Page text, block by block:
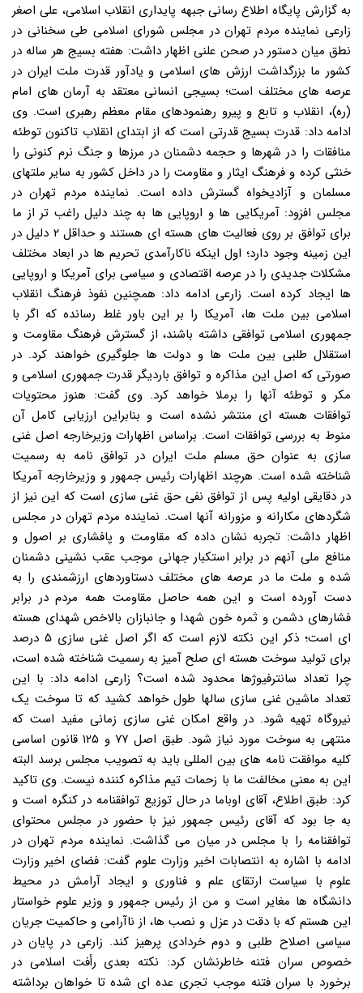
به گزارش پایگاه اطلاع رسانی جبهه پایداری انقلاب اسلامی، علی اصغر
زارعی نماینده مردم تهران در مجلس شورای اسلامی طی سخنانی در
نطق میان دستور در صحن علنی اظهار داشت: هفته بسیج هر ساله در
کشور ما بزرگداشت ارزش های اسلامی و یادآور قدرت ملت ایران در
عرصه های مختلف است؛ بسیجی انسانی معتقد به آرمان های امام
(ره)، انقلاب و تابع و پیرو رهنمودهای مقام معظم رهبری است. وی
ادامه داد: قدرت بسیج قدرتی است که از ابتدای انقلاب تاکنون توطئه
منافقات را در شهرها و حجمه دشمنان در مرزها و جنگ نرم کنونی را
خنثی کرده و فرهنگ ایثار و مقاومت را در داخل کشور به سایر ملتهای
مسلمان و آزادیخواه گسترش داده است. نماینده مردم تهران در
مجلس افزود: آمریکایی ها و اروپایی ها به چند دلیل راغب تر از ما
برای توافق بر روی فعالیت های هسته ای هستند و حداقل ۲ دلیل در
این زمینه وجود دارد؛ اول اینکه ناکارآمدی تحریم ها در ابعاد مختلف
مشکلات جدیدی را در عرصه اقتصادی و سیاسی برای آمریکا و اروپایی
ها ایجاد کرده است. زارعی ادامه داد: همچنین نفوذ فرهنگ انقلاب
اسلامی بین ملت ها، آمریکا را بر این باور غلط رسانده که اگر با
جمهوری اسلامی توافقی داشته باشند، از گسترش فرهنگ مقاومت و
استقلال طلبی بین ملت ها و دولت ها جلوگیری خواهند کرد. در
صورتی که اصل این مذاکره و توافق باردیگر قدرت جمهوری اسلامی و
مکر و توطئه آنها را برملا خواهد کرد. وی گفت: هنوز محتویات
توافقات هسته ای منتشر نشده است و بنابراین ارزیابی کامل آن
منوط به بررسی توافقات است. براساس اظهارات وزیرخارجه اصل غنی
سازی به عنوان حق مسلم ملت ایران در توافق نامه به رسمیت
شناخته شده است. هرچند اظهارات رئیس جمهور و وزیرخارجه آمریکا
در دقایقی اولیه پس از توافق نفی حق غنی سازی است که این نیز از
شگردهای مکارانه و مزورانه آنها است. نماینده مردم تهران در مجلس
اظهار داشت: تجربه نشان داده که مقاومت و پافشاری بر اصول و
منافع ملی آنهم در برابر استکبار جهانی موجب عقب نشینی دشمنان
شده و ملت ما در عرصه های مختلف دستاوردهای ارزشمندی را به
دست آورده است و این همه حاصل مقاومت همه مردم در برابر
فشارهای دشمن و ثمره خون شهدا و جانبازان بالاخص شهدای هسته
ای است؛ ذکر این نکته لازم است که اگر اصل غنی سازی ۵ درصد
برای تولید سوخت هسته ای صلح آمیز به رسمیت شناخته شده است،
چرا تعداد سانترفیوژها محدود شده است؟ زارعی ادامه داد: با این
تعداد ماشین غنی سازی سالها طول خواهد کشید که تا سوخت یک
نیروگاه تهیه شود. در واقع امکان غنی سازی زمانی مفید است که
منتهی به سوخت مورد نیاز شود. طبق اصل ۷۷ و ۱۲۵ قانون اساسی
کلیه موافقت نامه های بین المللی باید به تصویب مجلس برسد البته
این به معنی مخالفت ما با زحمات تیم مذاکره کننده نیست. وی تاکید
کرد: طبق اطلاع، آقای اوباما در حال توزیع توافقنامه در کنگره است و
به جا بود که آقای رئیس جمهور نیز با حضور در مجلس محتوای
توافقنامه را با مجلس در میان می گذاشت. نماینده مردم تهران در
ادامه با اشاره به انتصابات اخیر وزارت علوم گفت: فضای اخیر وزارت
علوم با سیاست ارتقای علم و فناوری و ایجاد آرامش در محیط
دانشگاه ها مغایر است و من از رئیس جمهور و وزیر علوم خواستار
این هستم که با دقت در عزل و نصب ها، از ناآرامی و حاکمیت جریان
سیاسی اصلاح طلبی و دوم خردادی پرهیز کند. زارعی در پایان در
خصوص سران فتنه خاطرنشان کرد: نکته بعدی رأفت اسلامی در
برخورد با سران فتنه موجب تجری عده ای شده تا خواهان برداشته